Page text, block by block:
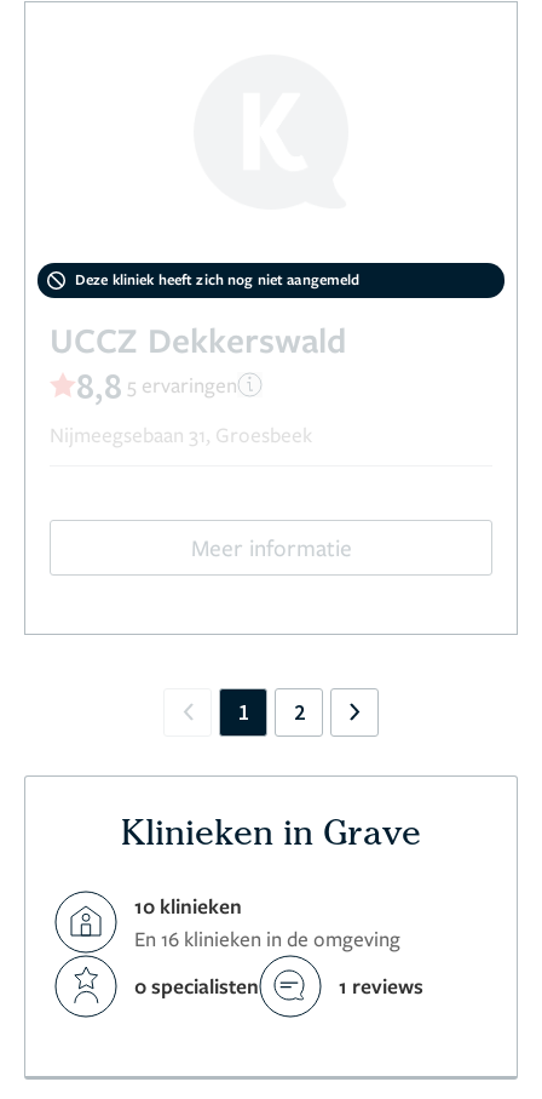
Deze kliniek heeft zich nog niet aangemeld
UCCZ Dekkerswald
8,8 5 ervaringen
Nijmeegsebaan 31, Groesbeek
Meer informatie
Previous
1 2 Next
Klinieken in Grave
10 klinieken
En 16 klinieken in de omgeving
0 specialisten
1 reviews